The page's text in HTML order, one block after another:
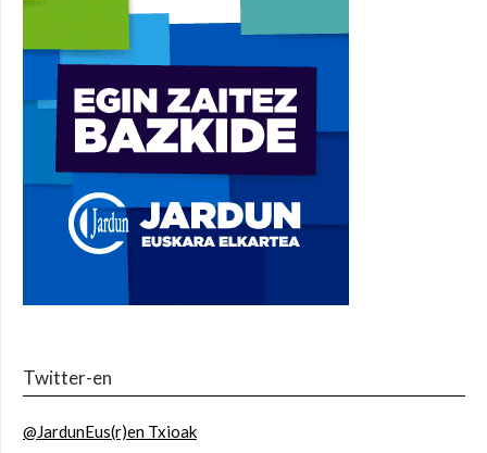
Twitter-en
@JardunEus(r)en Txioak